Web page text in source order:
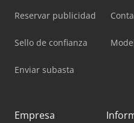
Reservar publicidad
Sello de confianza
Enviar subasta
Empresa